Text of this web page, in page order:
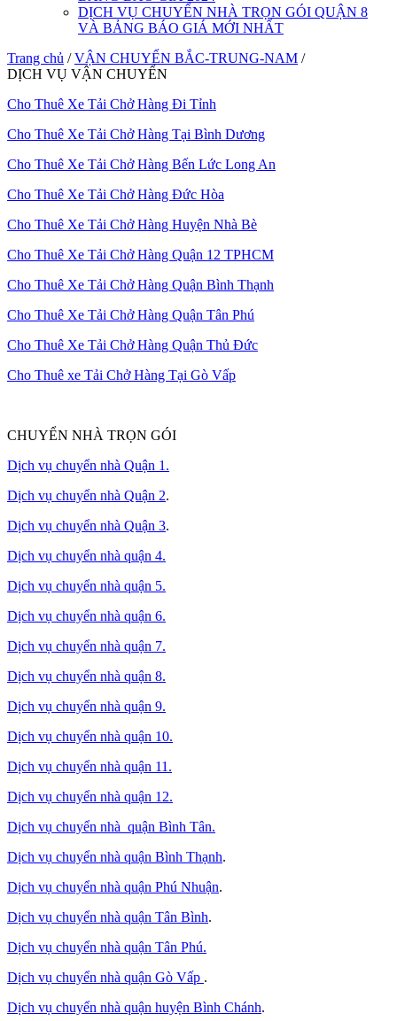
DỊCH VỤ CHUYỂN NHÀ TRỌN GÓI QUẬN 8
VÀ BẢNG BÁO GIÁ MỚI NHẤT
Trang chủ / VẬN CHUYỂN BẮC-TRUNG-NAM /
DỊCH VỤ VẬN CHUYỂN
Cho Thuê Xe Tải Chở Hàng Đi Tỉnh
Cho Thuê Xe Tải Chở Hàng Tại Bình Dương
Cho Thuê Xe Tải Chở Hàng Bến Lức Long An
Cho Thuê Xe Tải Chở Hàng Đức Hòa
Cho Thuê Xe Tải Chở Hàng Huyện Nhà Bè
Cho Thuê Xe Tải Chở Hàng Quận 12 TPHCM
Cho Thuê Xe Tải Chở Hàng Quận Bình Thạnh
Cho Thuê Xe Tải Chở Hàng Quận Tân Phú
Cho Thuê Xe Tải Chở Hàng Quận Thủ Đức
Cho Thuê xe Tải Chở Hàng Tại Gò Vấp
CHUYỂN NHÀ TRỌN GÓI
Dịch vụ chuyển nhà Quận 1.
Dịch vụ chuyển nhà Quận 2.
Dịch vụ chuyển nhà Quận 3.
Dịch vụ chuyển nhà quận 4.
Dịch vụ chuyển nhà quận 5.
Dịch vụ chuyển nhà quận 6.
Dịch vụ chuyển nhà quận 7.
Dịch vụ chuyển nhà quận 8.
Dịch vụ chuyển nhà quận 9.
Dịch vụ chuyển nhà quận 10.
Dịch vụ chuyển nhà quận 11.
Dịch vụ chuyển nhà quận 12.
Dịch vụ chuyển nhà quận Bình Tân.
Dịch vụ chuyển nhà quận Bình Thạnh.
Dịch vụ chuyển nhà quận Phú Nhuận.
Dịch vụ chuyển nhà quận Tân Bình.
Dịch vụ chuyển nhà quận Tân Phú.
Dịch vụ chuyển nhà quận Gò Vấp .
Dịch vụ chuyển nhà quận huyện Bình Chánh.